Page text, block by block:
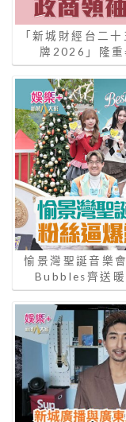
「新城財經台二
牌2026」隆重
愉景灣聖誕音樂
Bubbles齊送